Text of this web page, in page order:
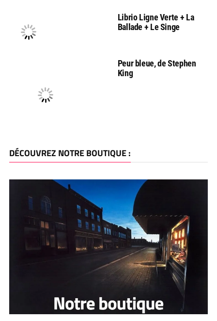
Librio Ligne Verte + La
Ballade + Le Singe
Peur bleue, de Stephen
King
DÉCOUVREZ NOTRE BOUTIQUE :